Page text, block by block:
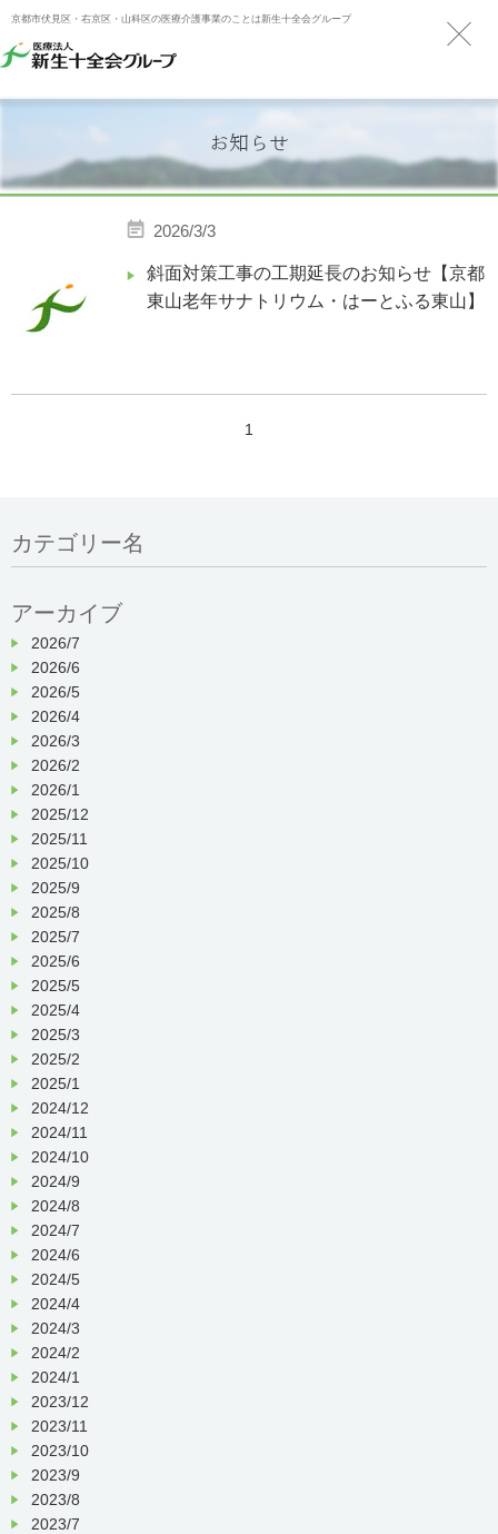
京都市伏見区・右京区・山科区の医療介護事業のことは新生十全会グループ
お知らせ
2026/3/3
斜面対策工事の工期延長のお知らせ【京都
東山老年サナトリウム・はーとふる東山】
1
カテゴリー名
アーカイブ
2026/7
2026/6
2026/5
2026/4
2026/3
2026/2
2026/1
2025/12
2025/11
2025/10
2025/9
2025/8
2025/7
2025/6
2025/5
2025/4
2025/3
2025/2
2025/1
2024/12
2024/11
2024/10
2024/9
2024/8
2024/7
2024/6
2024/5
2024/4
2024/3
2024/2
2024/1
2023/12
2023/11
2023/10
2023/9
2023/8
2023/7